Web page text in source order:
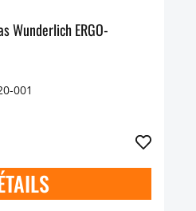
Wunderlich ERGO-
001